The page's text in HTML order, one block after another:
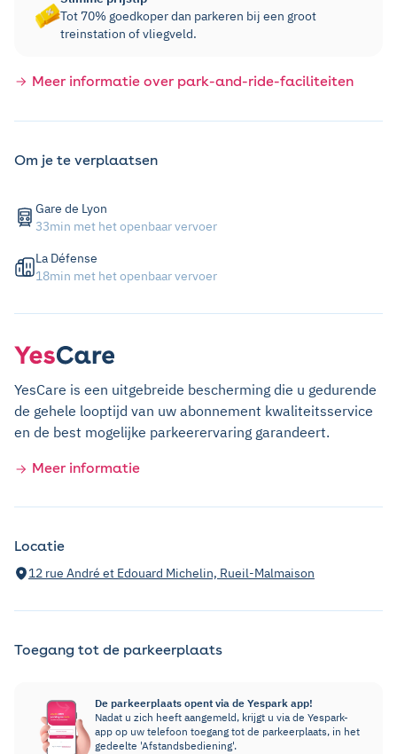
Tot 70% goedkoper dan parkeren bij een groot
treinstation of vliegveld.
Meer informatie over park-and-ride-faciliteiten
Om je te verplaatsen
Gare de Lyon
33min met het openbaar vervoer
La Défense
18min met het openbaar vervoer
YesCare is een uitgebreide bescherming die u gedurende
de gehele looptijd van uw abonnement kwaliteitsservice
en de best mogelijke parkeerervaring garandeert.
Meer informatie
Locatie
12 rue André et Edouard Michelin, Rueil-Malmaison
Toegang tot de parkeerplaats
De parkeerplaats opent via de Yespark app!
Nadat u zich heeft aangemeld, krijgt u via de Yespark-
app op uw telefoon toegang tot de parkeerplaats, in het
gedeelte 'Afstandsbediening'.